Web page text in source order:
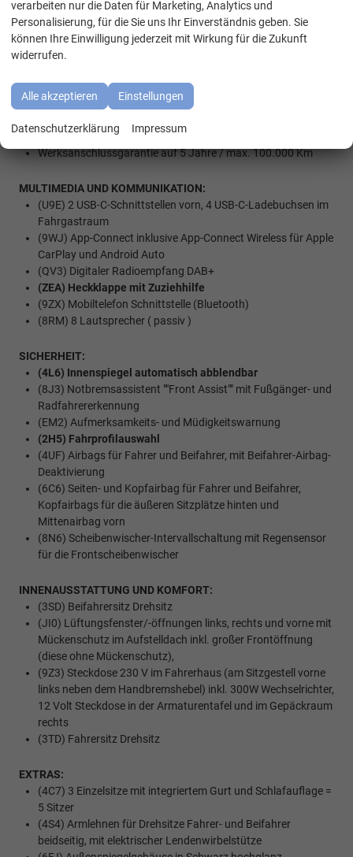
(2FT) Multifunktions-Lederlenkrad mit Schaltwippen und
Lenkradheizung
(4K6) Zentralverriegelung mit Funkklappschlüssel inkl.
Keyless Advance (Schlüsselloses öffnen und starten)
(9CE) Camper Komfort plus(Innenbeleuchtung im
Fahrgastraum/Camper-Bereich)
(N2S) Sitzbezug in Alcanara / ArtVerlour
Werksanschlussgarantie auf 5 Jahre / max. 100.000 Km
MULTIMEDIA UND KOMMUNIKATION:
(U9E) 2 USB-C-Schnittstellen vorn, 4 USB-C-Ladebuchsen im
Fahrgastraum
(9WJ) App-Connect inklusive App-Connect Wireless für Apple
CarPlay und Android Auto
(QV3) Digitaler Radioempfang DAB+
(ZEA) Heckklappe mit Zuziehhilfe
(9ZX) Mobiltelefon Schnittstelle (Bluetooth)
(8RM) 8 Lautsprecher ( passiv )
SICHERHEIT:
(4L6) Innenspiegel automatisch abblendbar
(8J3) Notbremsassistent ""Front Assist"" mit Fußgänger- und
Radfahrererkennung
(EM2) Aufmerksamkeits- und Müdigkeitswarnung
(2H5) Fahrprofilauswahl
(4UF) Airbags für Fahrer und Beifahrer, mit Beifahrer-Airbag-
Deaktivierung
(6C6) Seiten- und Kopfairbag für Fahrer und Beifahrer,
Kopfairbags für die äußeren Sitzplätze hinten und
Mittenairbag vorn
(8N6) Scheibenwischer-Intervallschaltung mit Regensensor
für die Frontscheibenwischer
INNENAUSSTATTUNG UND KOMFORT:
(3SD) Beifahrersitz Drehsitz
(JI0) Lüftungsfenster/-öffnungen links, rechts und vorne mit
Mückenschutz im Aufstelldach inkl. großer Frontöffnung
(diese ohne Mückenschutz),
(9Z3) Steckdose 230 V im Fahrerhaus (am Sitzgestell vorne
links neben dem Handbremshebel) inkl. 300W Wechselrichter,
12 Volt Steckdose in der Armaturentafel und im Gepäckraum
rechts
(3TD) Fahrersitz Drehsitz
EXTRAS:
(4C7) 3 Einzelsitze mit integriertem Gurt und Schlafauflage =
5 Sitzer
(4S4) Armlehnen für Drehsitze Fahrer- und Beifahrer
beidseitig, mit elektrischer Lendenwirbelstütze
verarbeiten nur die Daten für Marketing, Analytics und
Personalisierung, für die Sie uns Ihr Einverständnis geben. Sie
können Ihre Einwilligung jederzeit mit Wirkung für die Zukunft
widerrufen.
Alle akzeptieren Einstellungen
Datenschutzerklärung Impressum